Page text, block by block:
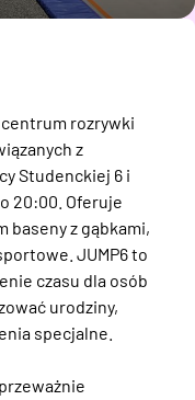
centrum rozrywki
z
Studenckiej 6 i
20:00. Oferuje
baseny z gąbkami,
JUMP6 to
czasu dla osób
urodziny,
specjalne.